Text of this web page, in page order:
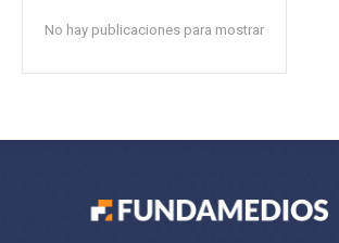
No hay publicaciones para mostrar